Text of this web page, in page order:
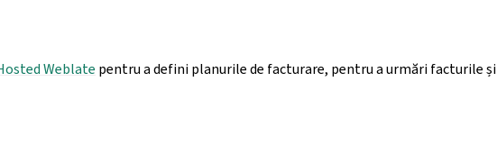
Weblate pentru a defini planurile de facturare, pentru a urmări facturile și